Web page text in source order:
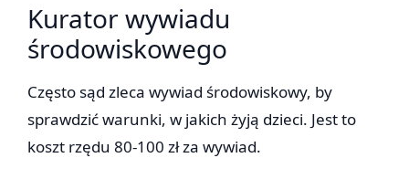
Kurator wywiadu
środowiskowego
Często sąd zleca wywiad środowiskowy, by
sprawdzić warunki, w jakich żyją dzieci. Jest to
koszt rzędu 80-100 zł za wywiad.